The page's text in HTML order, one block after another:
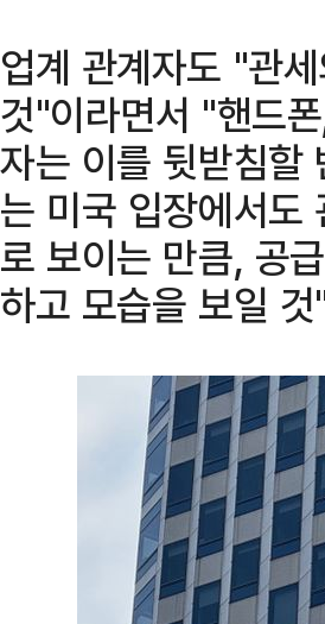
업계 관계자도 "관
것"이라면서 "핸드
자는 이를 뒷받침할
는 미국 입장에서도
로 보이는 만큼, 공
하고 모습을 보일